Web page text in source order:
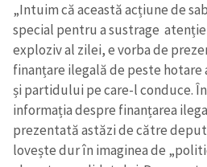
„Intuim că această acțiune de
special pentru a sustrage
exploziv al zilei, e vorba de
finanțare ilegală de peste hotare
șipartidului pe care-l conduce.
informația despre finanțarea
prezentată astăzi de către
lovește dur în imaginea de